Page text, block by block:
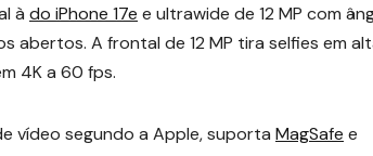
à do iPhone 17e e ultrawide de 12 MP com
abertos. A frontal de 12 MP tira selfies em
4K a 60 fps.
vídeo segundo a Apple, suporta MagSafe e